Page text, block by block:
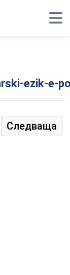
ezik-e-
Следваща